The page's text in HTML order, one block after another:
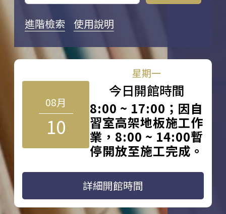
進階檢索 使用說明
08月
10
星期一
今日開館時間
8:00 ~ 17:00；因自
習室高架地板施工作
業，8:00 ~ 14:00暫
停開放至施工完成。
詳細開館時間